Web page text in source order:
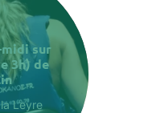
sur
3h) de
Leyre